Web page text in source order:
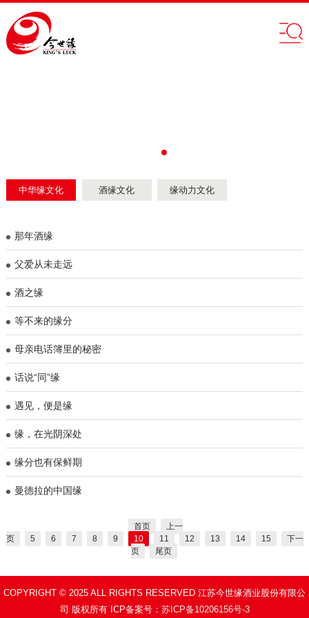
中华缘文化 酒缘文化 缘动力文化
那年酒缘
父爱从未走远
酒之缘
等不来的缘分
母亲电话簿里的秘密
话说“同”缘
遇见，便是缘
缘，在光阴深处
缘分也有保鲜期
曼德拉的中国缘
首页
上一
页
5 6 7 8 9 10 11 12 13 14 15
下一
页
尾页
COPYRIGHT © 2025 ALL RIGHTS RESERVED 江苏今世缘酒业股份有限公
司 版权所有 ICP备案号： 苏ICP备10206156号-3